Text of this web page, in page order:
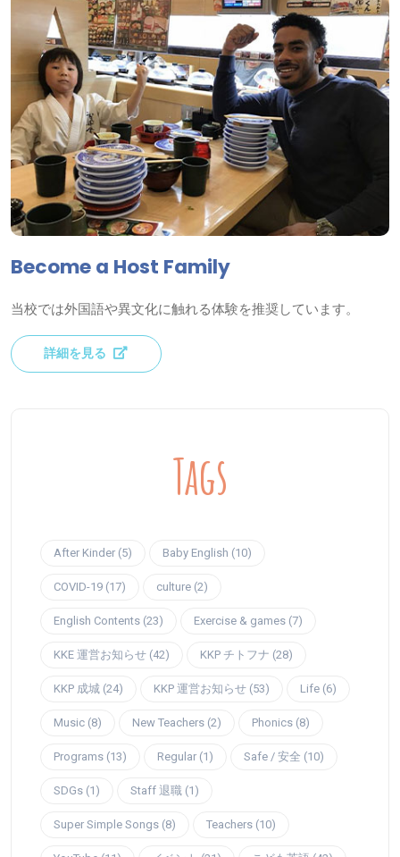
Become a Host Family
当校では外国語や異文化に触れる体験を推奨しています。
詳細を見る
Tags
After Kinder (5) Baby English (10)
COVID-19 (17) culture (2)
English Contents (23) Exercise & games (7)
KKE 運営お知らせ (42) KKP チトフナ (28)
KKP 成城 (24) KKP 運営お知らせ (53) Life (6)
Music (8) New Teachers (2) Phonics (8)
Programs (13) Regular (1) Safe / 安全 (10)
SDGs (1) Staff 退職 (1)
Super Simple Songs (8) Teachers (10)